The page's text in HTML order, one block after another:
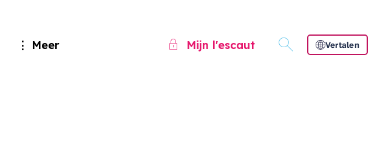
Meer Mijn l'escaut Vertalen